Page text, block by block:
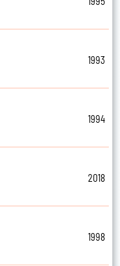
1993
1994
2018
1998